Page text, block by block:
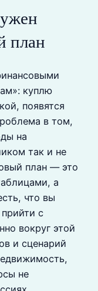
план
куплю
появятся
в том,
на
так и не
план — это
а
что вы
с
вокруг этой
и сценарий
не